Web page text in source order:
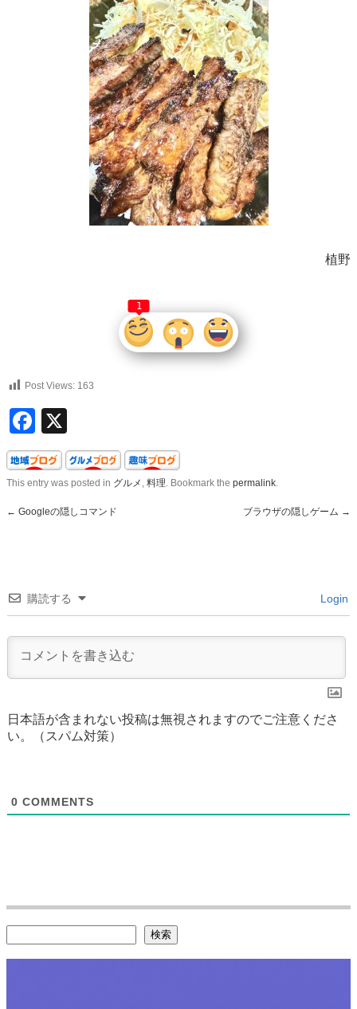
植野
1
Post Views: 163
Facebook
This entry was posted in グルメ , 料理. Bookmark the permalink.
← Googleの隠しコマンド ブラウザの隠しゲーム →
購読する Login
日本語が含まれない投稿は無視されますのでご注意くださ
い。（スパム対策）
0 COMMENTS
検索